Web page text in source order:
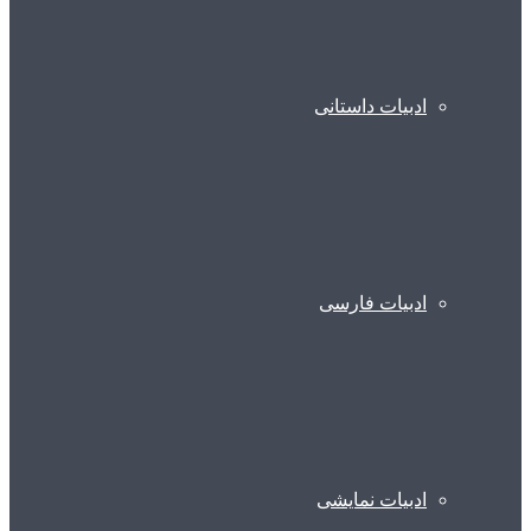
ادبیات داستانی
ادبیات فارسی
ادبیات نمایشی